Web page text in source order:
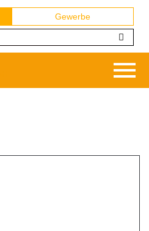
Gewerbe